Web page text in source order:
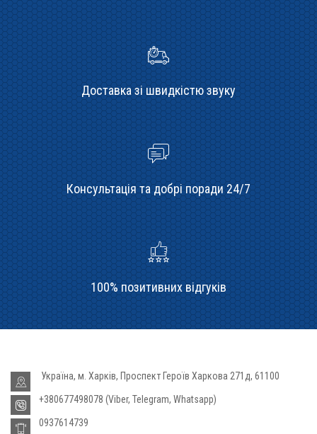
Доставка зі швидкістю звуку
Консультація та добрі поради 24/7
100% позитивних відгуків
Україна, м. Харків, Проспект Героїв Харкова 271д, 61100
+380677498078 (Viber, Telegram, Whatsapp)
0937614739